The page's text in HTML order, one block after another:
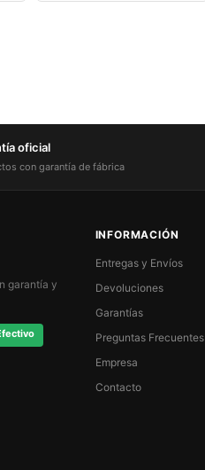
oficial
con garantía de fábrica
garantía y
INFORMACIÓN
Entregas y Envíos
Devoluciones
Garantías
Preguntas Frecuentes
Empresa
Contacto